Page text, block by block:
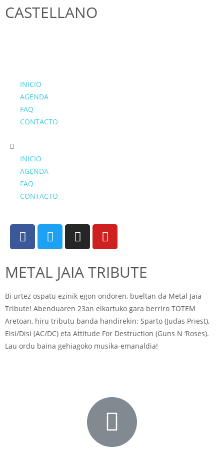
CASTELLANO
INICIO
AGENDA
FAQ
CONTACTO
INICIO
AGENDA
FAQ
CONTACTO
METAL JAIA TRIBUTE
Bi urtez ospatu ezinik egon ondoren, bueltan da Metal Jaia
Tribute! Abenduaren 23an elkartuko gara berriro TOTEM
Aretoan, hiru tributu banda handirekin: Sparto (Judas Priest),
Eisi/Disi (AC/DC) eta Attitude For Destruction (Guns N ‘Roses).
Lau ordu baina gehiagoko musika-emanaldia!